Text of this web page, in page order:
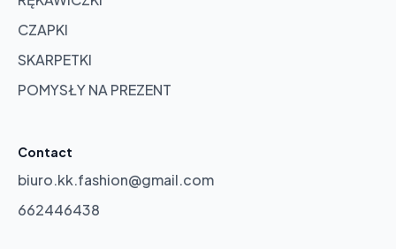
CZAPKI
SKARPETKI
POMYSŁY NA PREZENT
Contact
biuro.kk.fashion@gmail.com
662446438